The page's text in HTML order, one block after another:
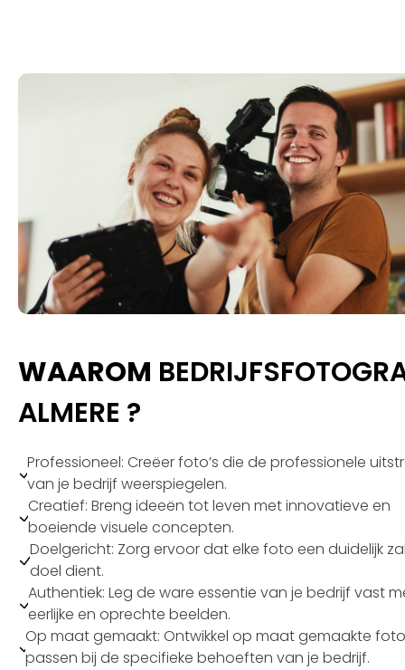
WAAROM
ALMERE ?
Professioneel: Creëer foto’s die de professionele
van je bedrijf weerspiegelen.
Creatief: Breng ideeën tot leven met innovatieve en
boeiende visuele concepten.
Doelgericht: Zorg ervoor dat elke foto een duidelijk
doel dient.
Authentiek: Leg de ware essentie van je bedrijf vast
eerlijke en oprechte beelden.
Op maat gemaakt: Ontwikkel op maat gemaakte
passen bij de specifieke behoeften van je bedrijf.